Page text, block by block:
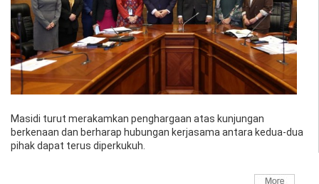
Masidi turut merakamkan penghargaan atas kunjungan
berkenaan dan berharap hubungan kerjasama antara kedua-dua
pihak dapat terus diperkukuh.